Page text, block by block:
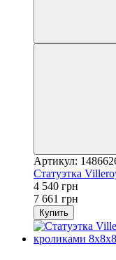
Артикул:
Статуэтка
4 540 грн
7 661 грн
Купить